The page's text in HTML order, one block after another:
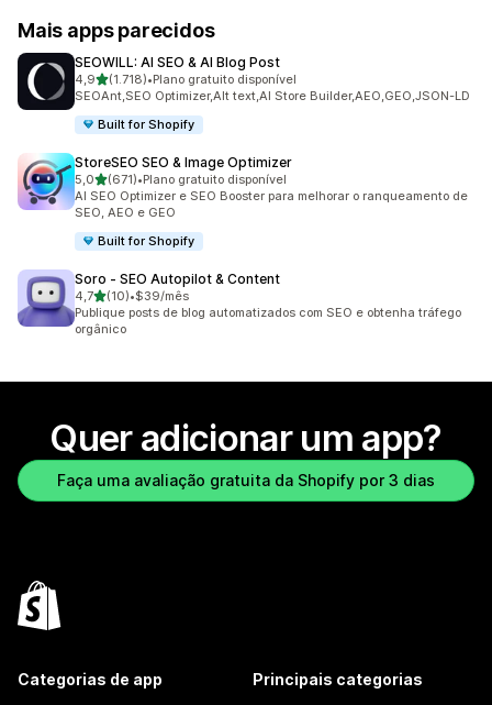
Mais apps parecidos
SEOWILL: AI SEO & AI Blog Post
4,9de 5 estrelas
(1.718)
1718 avaliações ao todo
•Plano gratuito disponível
SEOAnt,SEO Optimizer,Alt text,AI Store Builder,AEO,GEO,JSON-LD
Built for Shopify
StoreSEO SEO & Image Optimizer
5,0de 5 estrelas
(671)
671 avaliações ao todo
•Plano gratuito disponível
AI SEO Optimizer e SEO Booster para melhorar o ranqueamento de
SEO, AEO e GEO
Built for Shopify
Soro ‑ SEO Autopilot & Content
4,7de 5 estrelas
(10)
10 avaliações ao todo
•$39/mês
Publique posts de blog automatizados com SEO e obtenha tráfego
orgânico
Quer adicionar um app?
Faça uma avaliação gratuita da Shopify por 3 dias
Categorias de app Principais categorias